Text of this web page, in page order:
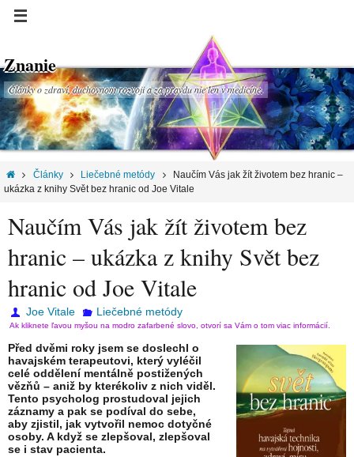
Znanie
Články o zdraví, duchovnom rozvoji a za pravdu nie len v medicíne.
Články Liečebné metódy
Naučím Vás jak žít životem bez hranic –
ukázka z knihy Svět bez hranic od Joe Vitale
Naučím Vás jak žít životem bez
hranic – ukázka z knihy Svět bez
hranic od Joe Vitale
Joe Vitale Liečebné metódy
Ak kliknete ľavou myšou na modro zafarbené slovo, otvorí sa Vám o tom viac informácií.
Před dvěmi roky jsem se doslechl o
havajském terapeutovi, který vyléčil
celé oddělení mentálně postižených
vězňů – aniž by kterékoliv z nich viděl.
Tento psycholog prostudoval jejich
záznamy a pak se podíval do sebe,
aby zjistil, jak vytvořil nemoc dotyčné
osoby. A když se zlepšoval, zlepšoval
se i stav pacienta.